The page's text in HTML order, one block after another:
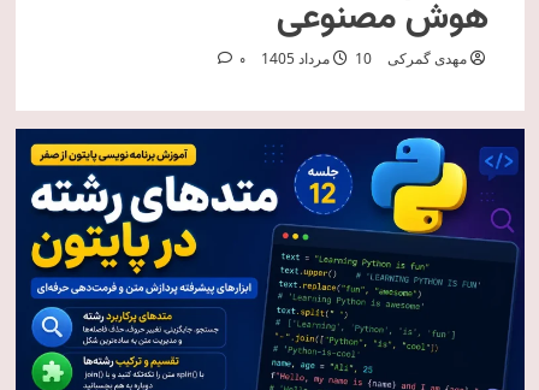
هوش مصنوعی
مهدی گمرکی 10 مرداد 1405 0